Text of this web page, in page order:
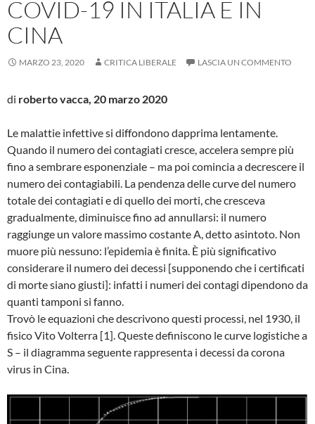
COVID-19 IN ITALIA E IN
CINA
MARZO 23, 2020 CRITICA LIBERALE LASCIA UN COMMENTO
di roberto vacca, 20 marzo 2020
Le malattie infettive si diffondono dapprima lentamente.
Quando il numero dei contagiati cresce, accelera sempre più
fino a sembrare esponenziale – ma poi comincia a decrescere il
numero dei contagiabili. La pendenza delle curve del numero
totale dei contagiati e di quello dei morti, che cresceva
gradualmente, diminuisce fino ad annullarsi: il numero
raggiunge un valore massimo costante A, detto asintoto. Non
muore più nessuno: l’epidemia è finita. È più significativo
considerare il numero dei decessi [supponendo che i certificati
di morte siano giusti]: infatti i numeri dei contagi dipendono da
quanti tamponi si fanno.
Trovò le equazioni che descrivono questi processi, nel 1930, il
fisico Vito Volterra [1]. Queste definiscono le curve logistiche a
S – il diagramma seguente rappresenta i decessi da corona
virus in Cina.